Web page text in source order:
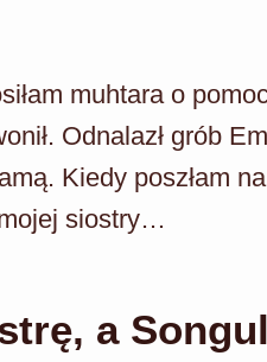
muhtara o
Odnalazł grób
Kiedy poszłam
siostry…
a